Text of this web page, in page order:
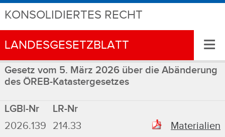
KONSOLIDIERTES RECHT
LANDESGESETZBLATT ≡
Gesetz vom 5. März 2026 über die Abänderung
des ÖREB-Katastergesetzes
LGBl-Nr
LR-Nr
2026.139
214.33 Materialien